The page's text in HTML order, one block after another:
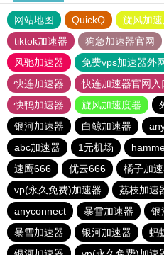
网站地图 QuickQ 旋风加
tiktok加速器
狗急加速器官网
风驰加速器
免费vps加速器外
快连加速器
快连加速器官网入
快鸭加速器
旋风加速度器
银河加速器
白鲸加速器
abc加速器
1元机场
速鹰666
优云666 橘子加
vp(永久免费)加速器
荔枝加速
anyconnect
暴雪加速器 银
暴雪加速器
银河加速器 蚂